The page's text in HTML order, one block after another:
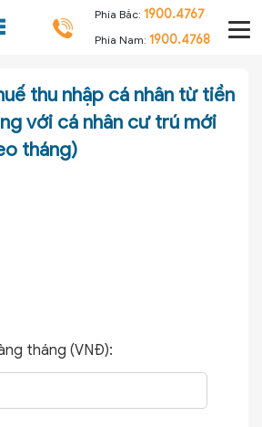
Phía Bắc: 1900.4767
Phía Nam: 1900.4768
thu nhập cá nhân từ tiền
với cá nhân cư trú mới
tháng)
tháng (VNĐ):